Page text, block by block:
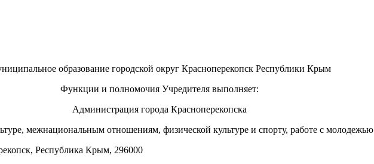
образование городской округ Красноперекопск Республики Крым
Функции и полномочия Учредителя выполняет:
Администрация города Красноперекопска
межнациональным отношениям, физической культуре и спорту, работе с молодежью
Республика Крым, 296000